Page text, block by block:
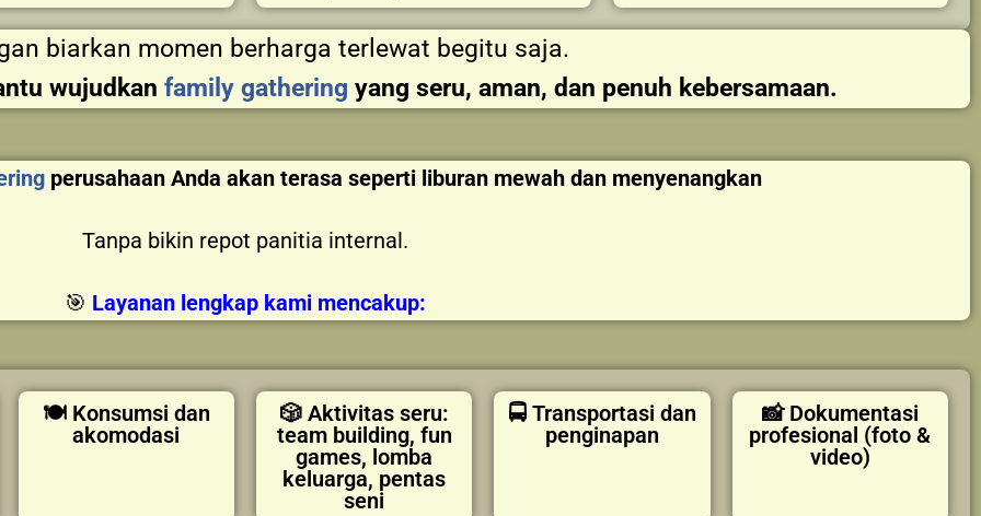
biarkan momen berharga terlewat begitu saja.
wujudkan family gathering yang seru, aman, dan penuh kebersamaan.
perusahaan Anda akan terasa seperti liburan mewah dan menyenangkan
Tanpa bikin repot panitia internal.
🎯 Layanan lengkap kami mencakup:
🍽️ Konsumsi dan
akomodasi
🎲 Aktivitas seru:
team building, fun
games, lomba
keluarga, pentas
seni
🚍 Transportasi dan
penginapan
📸 Dokumentasi
profesional (foto &
video)